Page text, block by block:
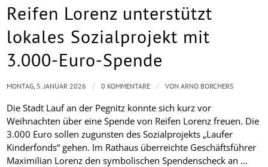
Reifen Lorenz unterstützt
lokales Sozialprojekt mit
3.000-Euro-Spende
Die Stadt Lauf an der Pegnitz konnte sich kurz vor
Weihnachten über eine Spende von Reifen Lorenz freuen. Die
3.000 Euro sollen zugunsten des Sozialprojekts „Laufer
Kinderfonds“ gehen. Im Rathaus überreichte Geschäftsführer
Maximilian Lorenz den symbolischen Spendenscheck an …
MONTAG, 5. JANUAR 2026 / 0 KOMMENTARE / VONARNO BORCHERS